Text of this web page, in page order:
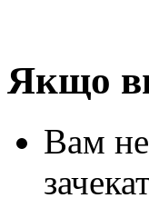
Якщо
Вам